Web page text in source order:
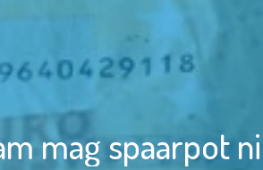
mag spaarpot